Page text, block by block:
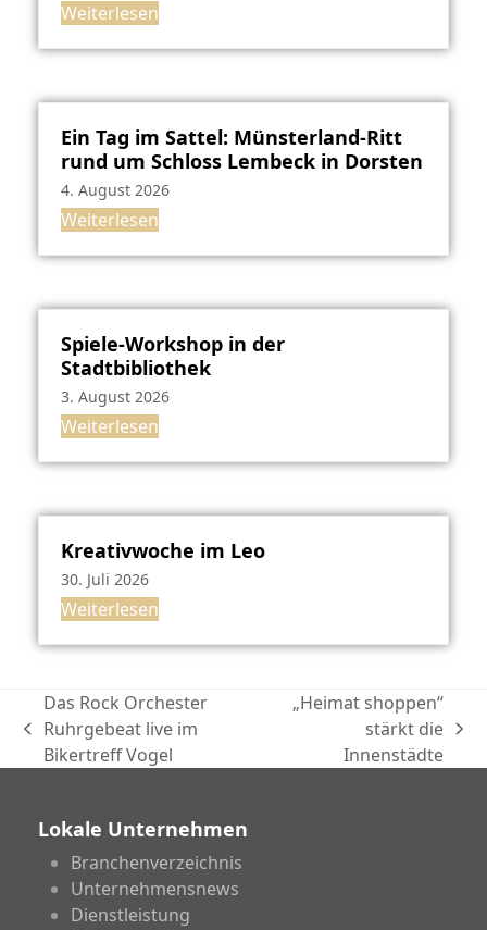
Weiterlesen
Ein Tag im Sattel: Münsterland-Ritt
rund um Schloss Lembeck in Dorsten
4. August 2026
Weiterlesen
Spiele-Workshop in der
Stadtbibliothek
3. August 2026
Weiterlesen
Kreativwoche im Leo
30. Juli 2026
Weiterlesen
vorheriger
Beitrag:
Das Rock Orchester
Ruhrgebeat live im
Bikertreff Vogel
Beitrag:
„Heimat shoppen“
stärkt die
Innenstädte
Lokale Unternehmen
Branchenverzeichnis
Unternehmensnews
Dienstleistung